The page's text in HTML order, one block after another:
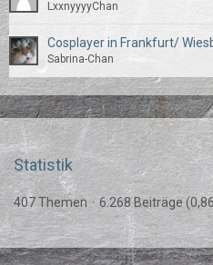
LxxnyyyyChan
Cosplayer in Frankfurt/
Sabrina-Chan
Statistik
407 Themen 6.268 Beiträge